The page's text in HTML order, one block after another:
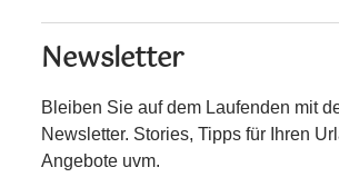
Newsletter
Bleiben Sie auf dem Laufenden mit
Newsletter. Stories, Tipps für Ihren
Angebote uvm.